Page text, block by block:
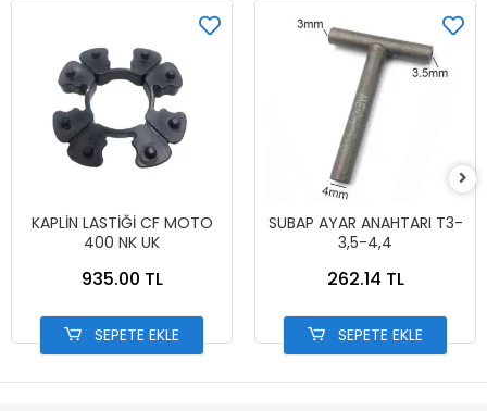
KAPLİN LASTİĞİ CF MOTO
400 NK UK
935.00 TL
SEPETE EKLE
SUBAP AYAR ANAHTARI T3-
3,5-4,4
262.14 TL
SEPETE EKLE